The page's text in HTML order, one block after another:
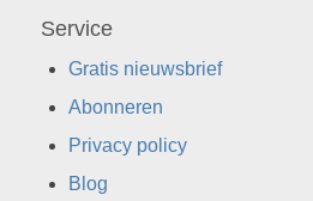
Service
Gratis nieuwsbrief
Abonneren
Privacy policy
Blog